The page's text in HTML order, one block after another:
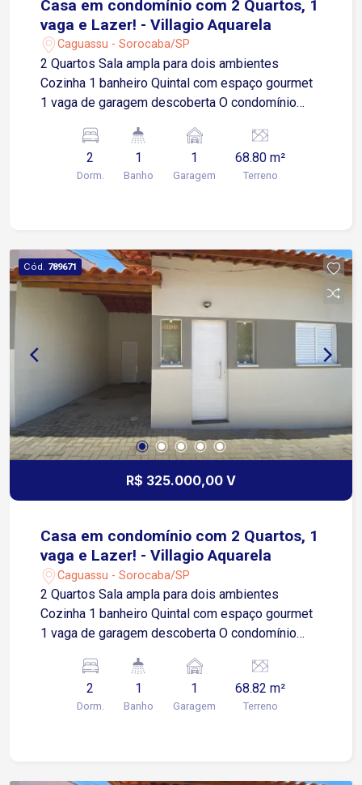
Casa em condomínio com 2 Quartos, 1
vaga e Lazer! - Villagio Aquarela
Caguassu - Sorocaba/SP
2 Quartos Sala ampla para dois ambientes
Cozinha 1 banheiro Quintal com espaço gourmet
1 vaga de garagem descoberta O condomínio
Localização privilegiada: Fácil acesso à Av.
Ipanema, próximo a supermercados, diversos
comércios e ao Rede Bom Lugar.
2
Dorm.
1
Banho
1
Garagem
68.80 m²
Terreno
Cód. 789671
R$ 325.000,00 V
Casa em condomínio com 2 Quartos, 1
vaga e Lazer! - Villagio Aquarela
Caguassu - Sorocaba/SP
2 Quartos Sala ampla para dois ambientes
Cozinha 1 banheiro Quintal com espaço gourmet
1 vaga de garagem descoberta O condomínio
Localização privilegiada: Fácil acesso à Av.
Ipanema, próximo a supermercados, diversos
comércios e ao Rede Bom Lugar.
2
Dorm.
1
Banho
1
Garagem
68.82 m²
Terreno